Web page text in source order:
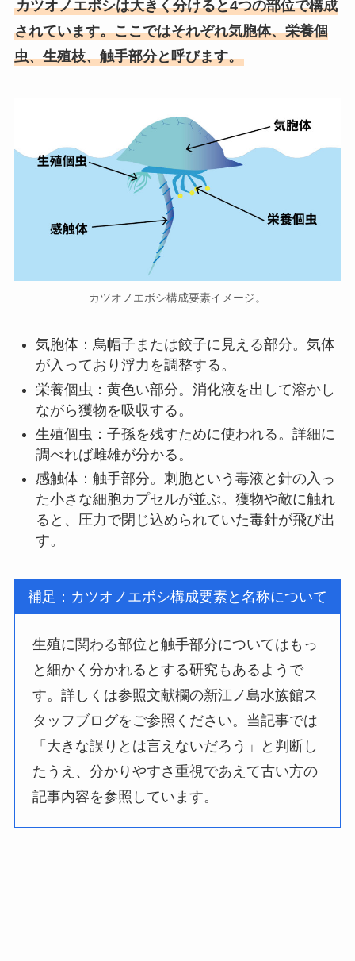
カツオノエボシは大きく分けると4つの部位で構成
されています。ここではそれぞれ気胞体、栄養個
虫、生殖枝、触手部分と呼びます。
カツオノエボシ構成要素イメージ。
気胞体：烏帽子または餃子に見える部分。気体
が入っており浮力を調整する。
栄養個虫：黄色い部分。消化液を出して溶かし
ながら獲物を吸収する。
生殖個虫：子孫を残すために使われる。詳細に
調べれば雌雄が分かる。
感触体：触手部分。刺胞という毒液と針の入っ
た小さな細胞カプセルが並ぶ。獲物や敵に触れ
ると、圧力で閉じ込められていた毒針が飛び出
す。
補足：カツオノエボシ構成要素と名称について
生殖に関わる部位と触手部分についてはもっ
と細かく分かれるとする研究もあるようで
す。詳しくは参照文献欄の新江ノ島水族館ス
タッフブログをご参照ください。当記事では
「大きな誤りとは言えないだろう」と判断し
たうえ、分かりやすさ重視であえて古い方の
記事内容を参照しています。